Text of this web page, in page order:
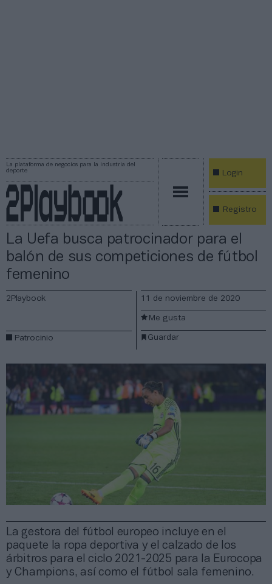
La plataforma de negocios para la industria del
deporte
Login
Registro
La Uefa busca patrocinador para el
balón de sus competiciones de fútbol
femenino
La gestora del fútbol europeo incluye en el
paquete la ropa deportiva y el calzado de los
árbitros para el ciclo 2021-2025 para la Eurocopa
y Champions, así como el fútbol sala femenino.
2Playbook
Patrocinio
11 de noviembre de 2020
Guardar
Me gusta